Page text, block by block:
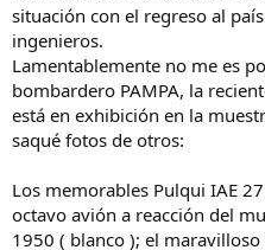
situación con el regreso al
ingenieros.
Lamentablemente no me es
bombardero PAMPA, la
está en exhibición en la
saqué fotos de otros:
Los memorables Pulqui IAE
octavo avión a reacción del
1950 ( blanco ); el